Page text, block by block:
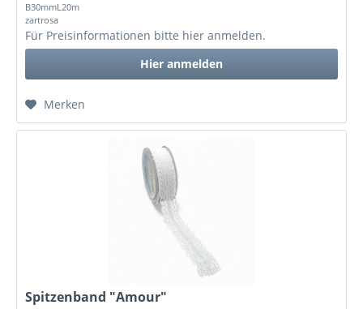
B30mmL20m
zartrosa
Für Preisinformationen bitte hier anmelden.
Hier anmelden
Merken
Spitzenband "Amour"